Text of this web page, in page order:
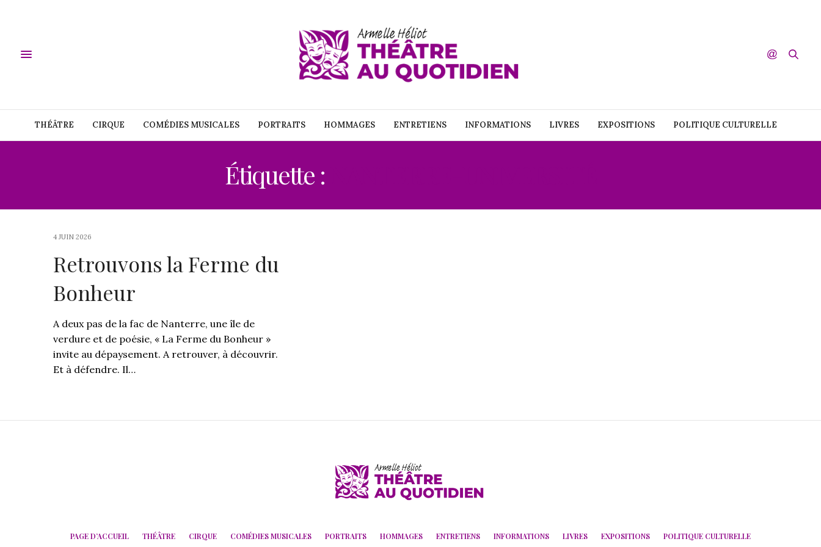
THÉÂTRE CIRQUE COMÉDIES MUSICALES PORTRAITS HOMMAGES ENTRETIENS INFORMATIONS LIVRES EXPOSITIONS POLITIQUE CULTURELLE
Étiquette :
4 JUIN 2026
Retrouvons la Ferme du
Bonheur
A deux pas de la fac de Nanterre, une île de
verdure et de poésie, « La Ferme du Bonheur »
invite au dépaysement. A retrouver, à découvrir.
Et à défendre. Il…
PAGE D’ACCUEIL THÉÂTRE CIRQUE COMÉDIES MUSICALES PORTRAITS HOMMAGES ENTRETIENS INFORMATIONS LIVRES EXPOSITIONS POLITIQUE CULTURELLE